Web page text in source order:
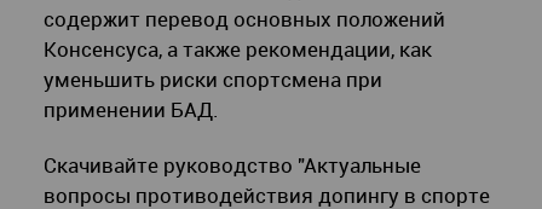
содержит перевод основных положений
Консенсуса, а также рекомендации, как
уменьшить риски спортсмена при
применении БАД.
Скачивайте руководство "Актуальные
вопросы противодействия допингу в спорте